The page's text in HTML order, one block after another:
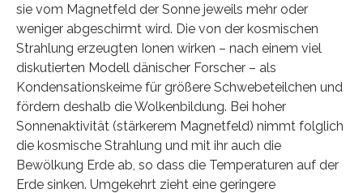
sie vom Magnetfeld der Sonne jeweils mehr oder
weniger abgeschirmt wird. Die von der kosmischen
Strahlung erzeugten Ionen wirken – nach einem viel
diskutierten Modell dänischer Forscher – als
Kondensationskeime für größere Schwebeteilchen und
fördern deshalb die Wolkenbildung. Bei hoher
Sonnenaktivität (stärkerem Magnetfeld) nimmt folglich
die kosmische Strahlung und mit ihr auch die
Bewölkung Erde ab, so dass die Temperaturen auf der
Erde sinken. Umgekehrt zieht eine geringere